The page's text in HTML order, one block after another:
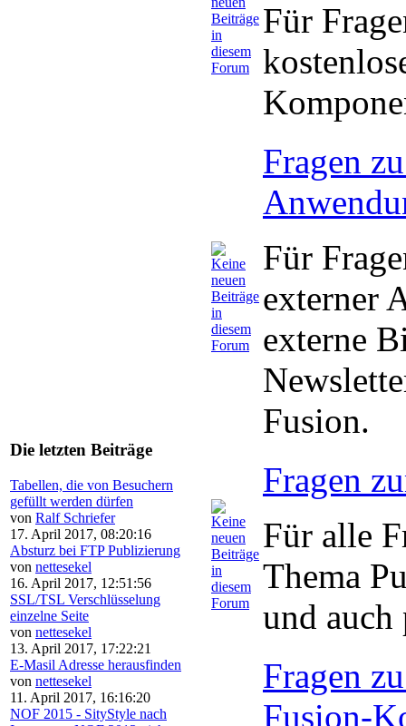
Die letzten Beiträge
Tabellen, die von Besuchern
gefüllt werden dürfen
von Ralf Schriefer
17. April 2017, 08:20:16
Absturz bei FTP Publizierung
von nettesekel
16. April 2017, 12:51:56
SSL/TSL Verschlüsselung
einzelne Seite
von nettesekel
13. April 2017, 17:22:21
E-Masil Adresse herausfinden
von nettesekel
11. April 2017, 16:16:20
NOF 2015 - SityStyle nach
Für
Fragen
Für
externer
externe
Fusion.
Fragen
Für alle
Thema
und auch
Fragen
Fusion-